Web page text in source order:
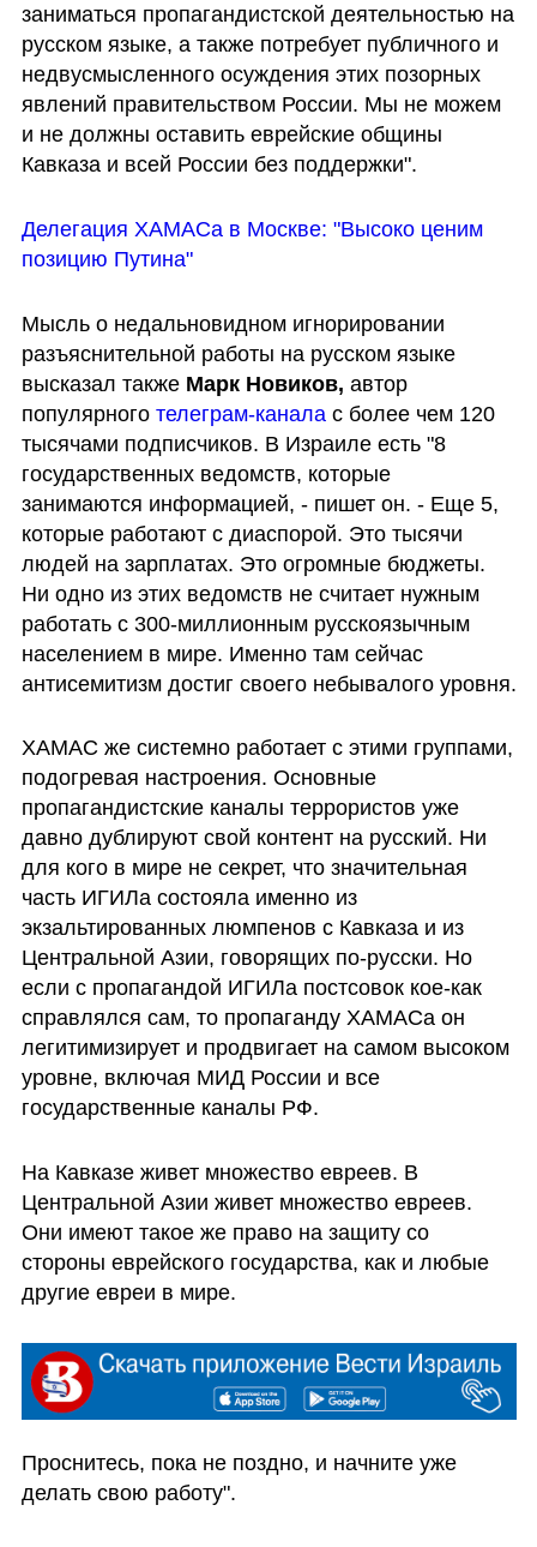
заниматься пропагандистской деятельностью на
русском языке, а также потребует публичного и
недвусмысленного осуждения этих позорных
явлений правительством России. Мы не можем
и не должны оставить еврейские общины
Кавказа и всей России без поддержки".
Делегация ХАМАСа в Москве: "Высоко ценим
позицию Путина"
Мысль о недальновидном игнорировании
разъяснительной работы на русском языке
высказал также Марк Новиков, автор
популярного телеграм-канала с более чем 120
тысячами подписчиков. В Израиле есть "8
государственных ведомств, которые
занимаются информацией, - пишет он. - Еще 5,
которые работают с диаспорой. Это тысячи
людей на зарплатах. Это огромные бюджеты.
Ни одно из этих ведомств не считает нужным
работать с 300-миллионным русскоязычным
населением в мире. Именно там сейчас
ХАМАС же системно работает с этими группами,
подогревая настроения. Основные
пропагандистские каналы террористов уже
давно дублируют свой контент на русский. Ни
для кого в мире не секрет, что значительная
часть ИГИЛа состояла именно из
экзальтированных люмпенов с Кавказа и из
Центральной Азии, говорящих по-русски. Но
если с пропагандой ИГИЛа постсовок кое-как
справлялся сам, то пропаганду ХАМАСа он
легитимизирует и продвигает на самом высоком
уровне, включая МИД России и все
государственные каналы РФ.
На Кавказе живет множество евреев. В
Центральной Азии живет множество евреев.
Они имеют такое же право на защиту со
стороны еврейского государства, как и любые
другие евреи в мире.
Проснитесь, пока не поздно, и начните уже
делать свою работу".